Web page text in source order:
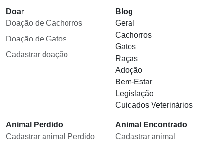
Doar
Doação de Cachorros
Doação de Gatos
Cadastrar doação
Blog
Geral
Cachorros
Gatos
Raças
Adoção
Bem-Estar
Legislação
Cuidados Veterinários
Animal Perdido
Cadastrar animal Perdido
Animal Encontrado
Cadastrar animal